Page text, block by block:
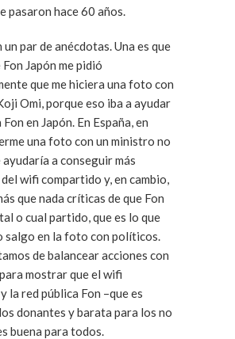
pasaron hace 60 años.
de anécdotas. Una es que
Japón me pidió
que me hiciera una foto con
Omi, porque eso iba a ayudar
Japón. En España, en
una foto con un ministro no
ayudaría a conseguir más
wifi compartido y, en cambio,
que nada críticas de que Fon
o cual partido, que es lo que
salgo en la foto con políticos.
de balancear acciones con
mostrar que el wifi
la red pública Fon –que es
donantes y barata para los no
buena para todos.